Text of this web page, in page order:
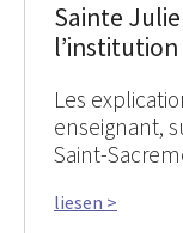
Sainte
l’institution
Les
enseignant,
Saint-
liesen >